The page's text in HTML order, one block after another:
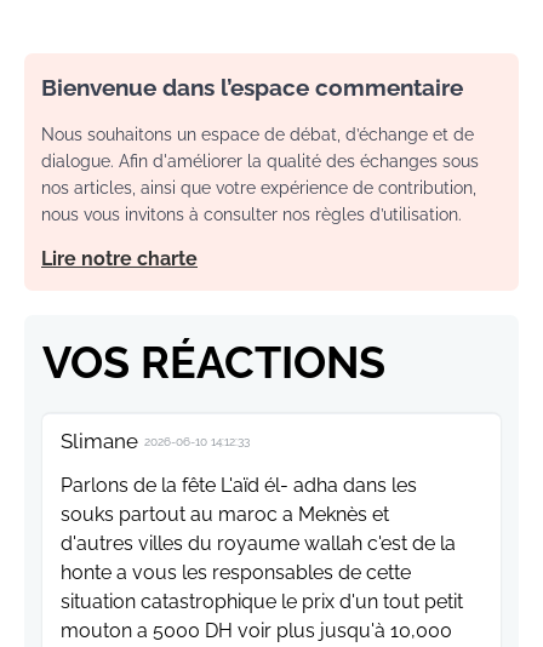
Bienvenue dans l’espace commentaire
Nous souhaitons un espace de débat, d’échange et de
dialogue. Afin d'améliorer la qualité des échanges sous
nos articles, ainsi que votre expérience de contribution,
nous vous invitons à consulter nos règles d’utilisation.
Lire notre charte
VOS RÉACTIONS
Slimane 2026-06-10 14:12:33
Parlons de la fête L'aïd él- adha dans les
souks partout au maroc a Meknès et
d'autres villes du royaume wallah c'est de la
honte a vous les responsables de cette
situation catastrophique le prix d'un tout petit
mouton a 5000 DH voir plus jusqu'à 10,000